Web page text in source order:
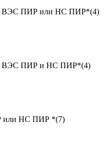
ВЭС ПИР или НС ПИР*(4)
ВЭС ПИР и НС ПИР*(4)
или НС ПИР *(7)